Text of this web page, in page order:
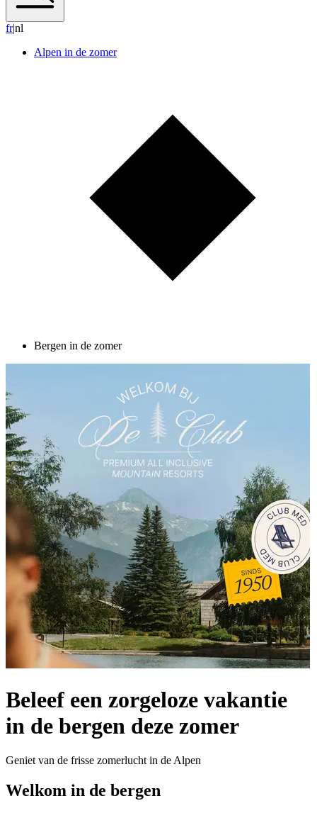
fr|nl
Alpen in de zomer
Bergen in de zomer
Beleef een zorgeloze vakantie
in de bergen deze zomer
Geniet van de frisse zomerlucht in de Alpen
Welkom in de bergen